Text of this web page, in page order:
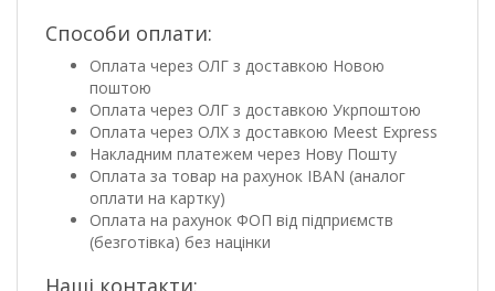
Способи оплати:
Оплата через ОЛГ з доставкою Новою
поштою
Оплата через ОЛГ з доставкою Укрпоштою
Оплата через ОЛХ з доставкою Meest Express
Накладним платежем через Нову Пошту
Оплата за товар на рахунок IBAN (аналог
оплати на картку)
Оплата на рахунок ФОП від підприємств
(безготівка) без націнки
Наші контакти: